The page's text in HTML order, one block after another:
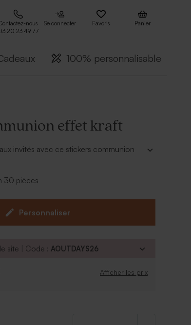
nous
20 23 49 77
Se connecter Favoris Panier
100% personnalisable
effet kraft
invités avec ce stickers communion
dragées vendus séparemment.
30 pièces
Personnaliser
site | Code :AOUTDAYS26
Afficher les prix